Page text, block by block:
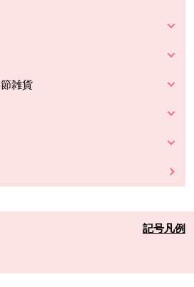
雑貨
記号凡例